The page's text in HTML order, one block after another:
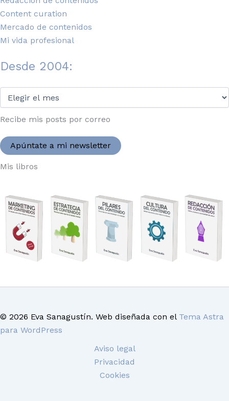
Content curation
Mercado de contenidos
Mi vida profesional
Desde 2004:
2004:
Recibe mis posts por correo
Apúntate a mi newsletter
Mis libros
© 2026 Eva Sanagustín. Web diseñada con el Tema Astra
para WordPress
Aviso legal
Privacidad
Cookies